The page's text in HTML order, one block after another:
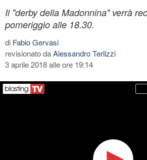
Il "derby della Madonnina" verrà
pomeriggio alle 18.30.
di Fabio Gervasi
revisionato daAlessandro Terlizzi
3 aprile 2018 alle ore 19:14